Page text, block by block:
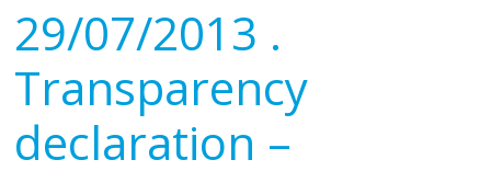
29/07/2013 .
Transparency
declaration –